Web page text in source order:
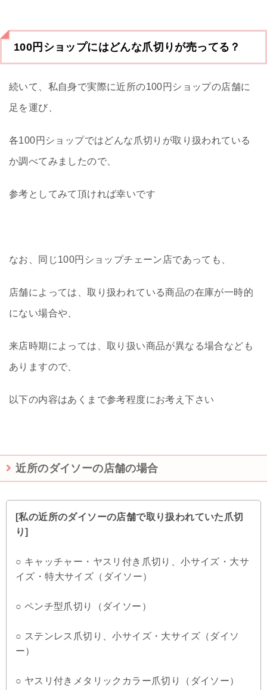
100円ショップにはどんな爪切りが売ってる？
続いて、私自身で実際に近所の100円ショップの店舗に
足を運び、
各100円ショップではどんな爪切りが取り扱われている
か調べてみましたので、
参考としてみて頂ければ幸いです
なお、同じ100円ショップチェーン店であっても、
店舗によっては、取り扱われている商品の在庫が一時的
にない場合や、
来店時期によっては、取り扱い商品が異なる場合なども
ありますので、
以下の内容はあくまで参考程度にお考え下さい
近所のダイソーの店舗の場合
[私の近所のダイソーの店舗で取り扱われていた爪切
り]
○ キャッチャー・ヤスリ付き爪切り、小サイズ・大サ
イズ・特大サイズ（ダイソー）
○ ペンチ型爪切り（ダイソー）
○ ステンレス爪切り、小サイズ・大サイズ（ダイソ
ー）
○ ヤスリ付きメタリックカラー爪切り（ダイソー）